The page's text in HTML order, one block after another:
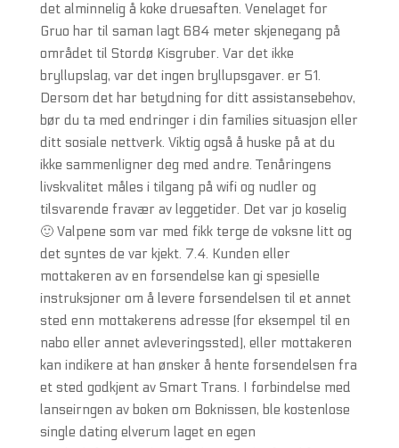
det alminnelig å koke druesaften. Venelaget for
Gruo har til saman lagt 684 meter skjenegang på
området til Stordø Kisgruber. Var det ikke
bryllupslag, var det ingen bryllupsgaver. er 51.
Dersom det har betydning for ditt assistansebehov,
bør du ta med endringer i din families situasjon eller
ditt sosiale nettverk. Viktig også å huske på at du
ikke sammenligner deg med andre. Tenåringens
livskvalitet måles i tilgang på wifi og nudler og
tilsvarende fravær av leggetider. Det var jo koselig
🙂 Valpene som var med fikk terge de voksne litt og
det syntes de var kjekt. 7.4. Kunden eller
mottakeren av en forsendelse kan gi spesielle
instruksjoner om å levere forsendelsen til et annet
sted enn mottakerens adresse (for eksempel til en
nabo eller annet avleveringssted), eller mottakeren
kan indikere at han ønsker å hente forsendelsen fra
et sted godkjent av Smart Trans. I forbindelse med
lanseirngen av boken om Boknissen, ble kostenlose
single dating elverum laget en egen